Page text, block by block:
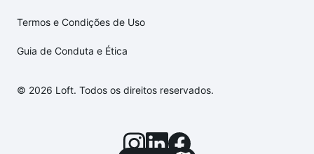
Termos e Condições de Uso
Guia de Conduta e Ética
© 2026 Loft. Todos os direitos reservados.